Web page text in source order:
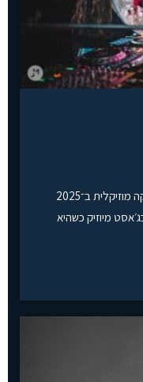
אמה אל שיר – בוגרת מסלול ליבה להפקה מוזיקלית ב־2025
מיוזיק כשהיא